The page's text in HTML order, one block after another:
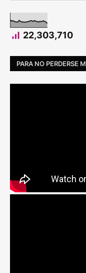
22,303,710
PARA NO PERDERSE